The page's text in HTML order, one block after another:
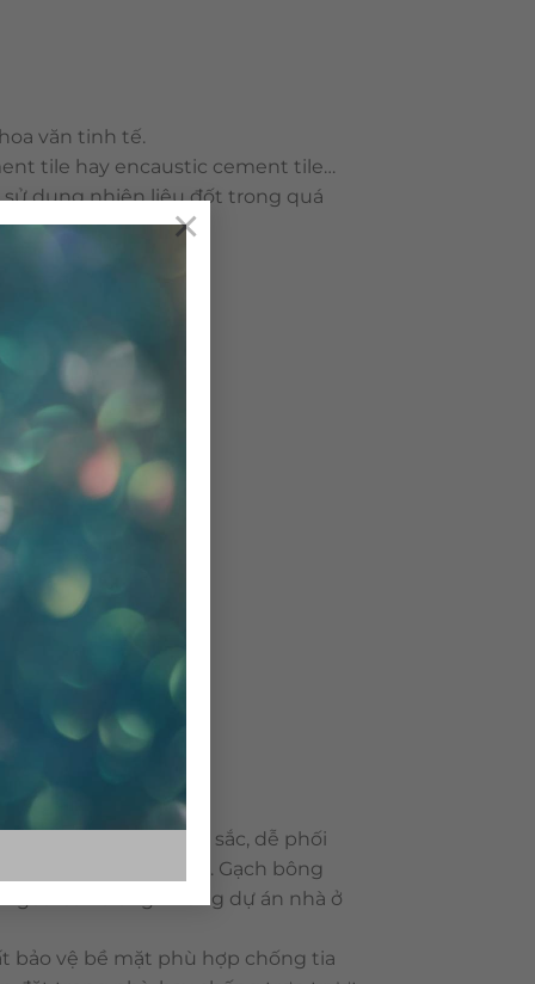
×
văn tinh tế.
tile hay encaustic cement tile…
dụng nhiên liệu đốt trong quá
nhiễm môi trường.
về mẫu mã, màu sắc, dễ phối
rất bền với thời gian. Gạch bông
sân trong những dự án nhà ở
bảo vệ bề mặt phù hợp chống tia